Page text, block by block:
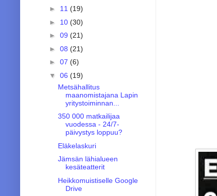
► 11 (19)
► 10 (30)
► 09 (21)
► 08 (21)
► 07 (6)
▼ 06 (19)
Metsähallitus
maanomistajana Lapin
yritystoiminnan...
350 000 matkailijaa
vuodessa - 24/7-
päivystys loppuu?
Eläkelaskuri
Jämsän lähialueen
kesäteatterit
Heikkomuistiselle Google
Drive